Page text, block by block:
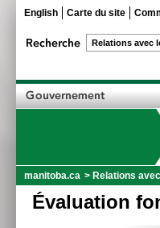
English Carte du site
manitoba.ca > Relations
Évaluation